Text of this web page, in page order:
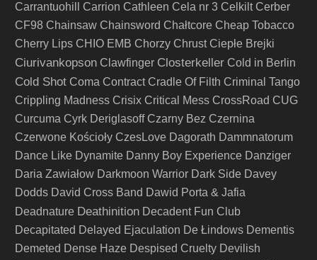
Carrantuohill
Carrion Cathleen Cela nr 3 Celkilt Cerber
CF98 Chainsaw Chainsword Chałtcore Cheap Tobacco
Cherry Lips CHIO EMB Chorzy Chrust Ciepłe Brejki
Ciurivankopson Clawfinger Closterkeller Cold in Berlin
Cold Shot Coma Contract Cradle Of Filth Criminal Tango
Crippling Madness Crisix Critical Mess CrossRoad CUG
Curcuma Cyrk Deriglasoff Czarny Bez Czernina
Czerwone Kościoły CzesLove Dagorath Dammnatorum
Dance Like Dynamite Danny Boy Experience Danziger
Daria Zawiałow Darkmoon Warrior Dark Side Davey
Dodds David Cross Band Dawid Porta & Jafia
Deadnature Deathinition Decadent Fun Club
Decapitated Delayed Ejaculation De Łindows Dementis
Demeted Dense Haze Despised Cruelty Devilish